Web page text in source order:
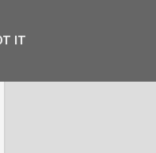
IT